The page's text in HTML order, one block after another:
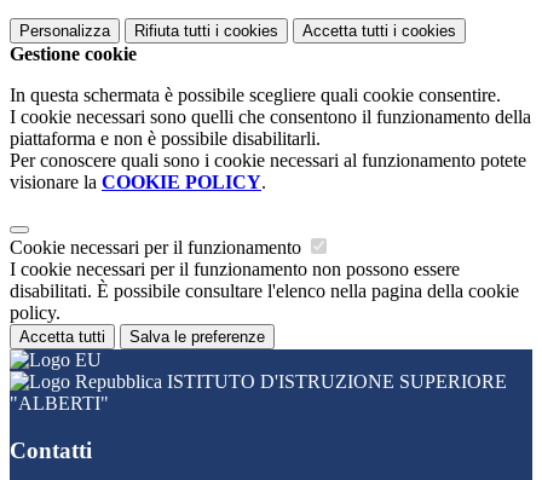
Personalizza Rifiuta tutti i cookies Accetta tutti i cookies
Gestione cookie
In questa schermata è possibile scegliere quali cookie consentire.
I cookie necessari sono quelli che consentono il funzionamento della
piattaforma e non è possibile disabilitarli.
Per conoscere quali sono i cookie necessari al funzionamento potete
visionare la COOKIE POLICY.
Cookie necessari per il funzionamento
I cookie necessari per il funzionamento non possono essere
disabilitati. È possibile consultare l'elenco nella pagina della cookie
policy.
Accetta tutti Salva le preferenze
ISTITUTO D'ISTRUZIONE SUPERIORE
"ALBERTI"
Contatti